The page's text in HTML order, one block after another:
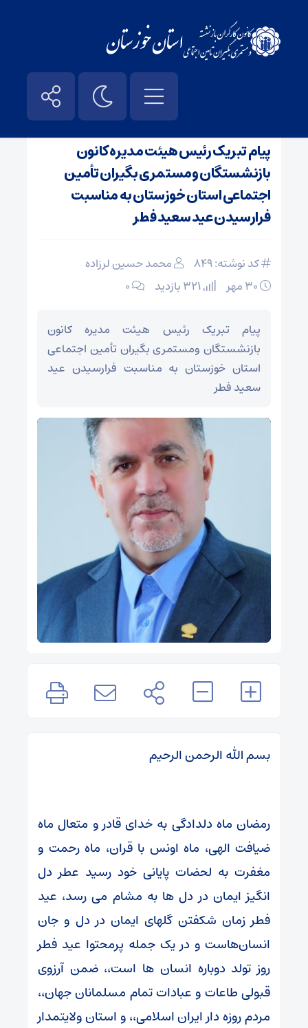
پیام تبریک رئیس هیئت مدیره کانون
بازنشستگان ومستمری بگیران تأمین
اجتماعی استان خوزستان به مناسبت
فرارسیدن عید سعید فطر
کد نوشته: 849
محمد حسین لرزاده
۰
پیام تبریک رئیس هیئت مدیره کانون
بازنشستگان ومستمری بگیران تأمین اجتماعی
استان خوزستان به مناسبت فرارسیدن عید
سعید فطر
بسم الله الرحمن الرحیم
رمضان ماه دلدادگی به خدای قادر و متعال ماه
ضیافت الهی، ماه اونس با قران، ماه رحمت و
مغفرت به لحضات پایانی خود رسید عطر دل
انگیز ایمان در دل ها به مشام می رسد، عید
فطر زمان شکفتن گلهای ایمان در دل و جان
انسان‌هاست و در یک جمله پرمحتوا عید فطر
روز تولد دوباره انسان ها است،، ضمن آرزوی
قبولی طاعات و عبادات تمام مسلمانان جهان،،
مردم روزه دار ایران اسلامی،، و استان ولایتمدار